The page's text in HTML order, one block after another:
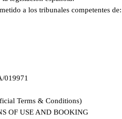
a los tribunales competentes de:
019971
Terms & Conditions)
OF USE AND BOOKING